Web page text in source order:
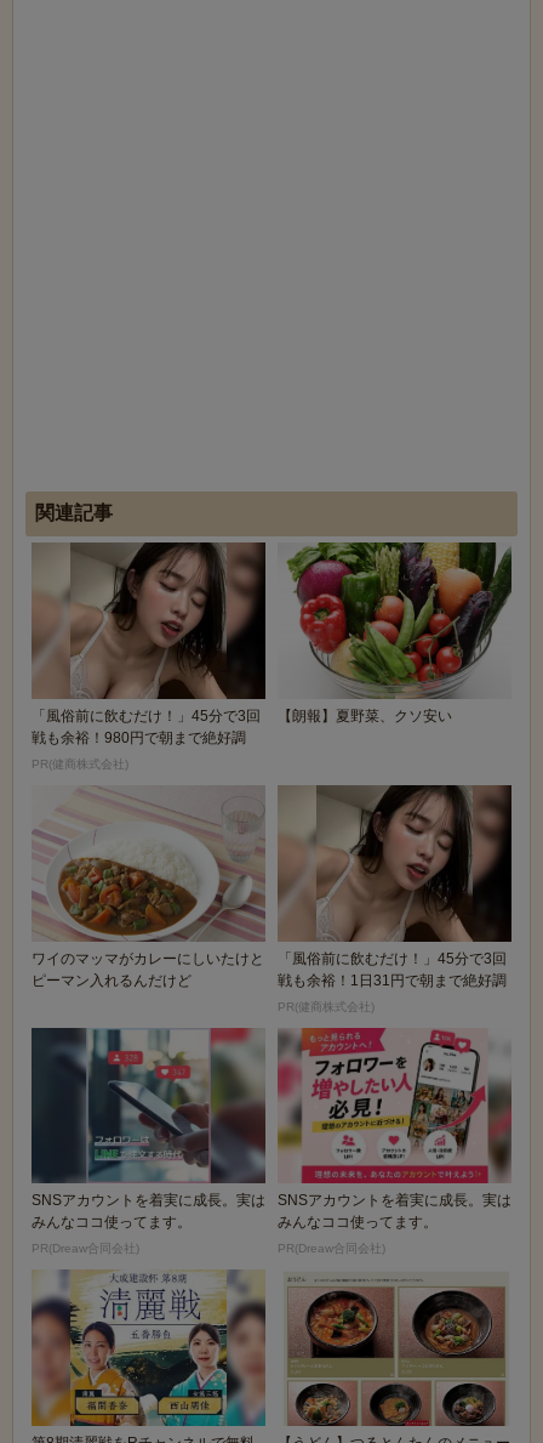
関連記事
「風俗前に飲むだけ！」45分で3回
戦も余裕！980円で朝まで絶好調
PR(健商株式会社)
【朗報】夏野菜、クソ安い
ワイのマッマがカレーにしいたけと
ピーマン入れるんだけど
「風俗前に飲むだけ！」45分で3回
戦も余裕！1日31円で朝まで絶好調
PR(健商株式会社)
SNSアカウントを着実に成長。実は
みんなココ使ってます。
PR(Dreaw合同会社)
SNSアカウントを着実に成長。実は
みんなココ使ってます。
PR(Dreaw合同会社)